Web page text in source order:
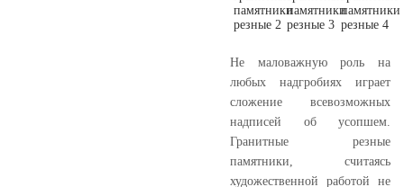
Не маловажную роль на
любых надгробиях играет
сложение всевозможных
надписей об усопшем.
Гранитные резные
памятники, считаясь
художественной работой не